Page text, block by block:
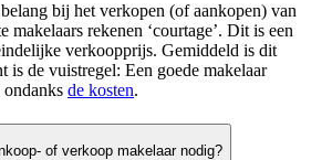
bij het verkopen (of aankopen) van
makelaars rekenen ‘courtage’. Dit is een
verkoopprijs. Gemiddeld is dit
is de vuistregel: Een goede makelaar
de kosten.
of verkoop makelaar nodig?